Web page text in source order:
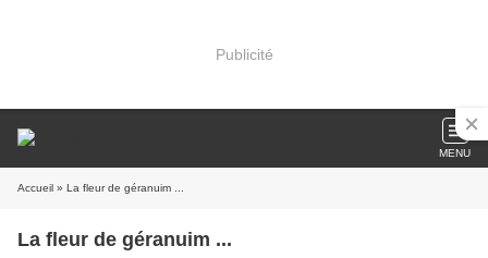
Publicité
MENU
Accueil » La fleur de géranuim ...
La fleur de géranuim ...